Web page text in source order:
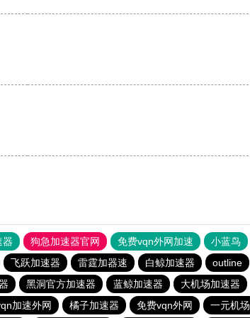
器 狗急加速器官网 免费vqn外网加速 小蓝鸟
飞跃加速器 雷霆加器速 白鲸加速器 outline
黑洞官方加速器 蓝鲸加速器 大机场加速器
加速外网 橘子加速器 免费vqn外网 一元机场